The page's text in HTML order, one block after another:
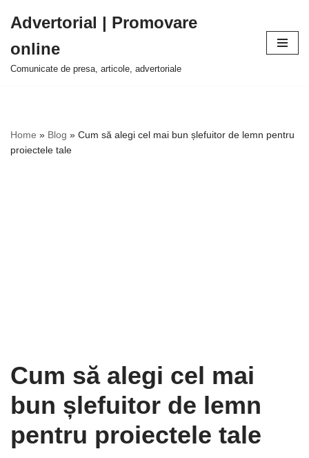
la
conținut
Advertorial | Promovare
online
Comunicate de presa, articole, advertoriale
Home » Blog » Cum să alegi cel mai bun șlefuitor de lemn pentru
proiectele tale
Cum să alegi cel mai
bun șlefuitor de lemn
pentru proiectele tale